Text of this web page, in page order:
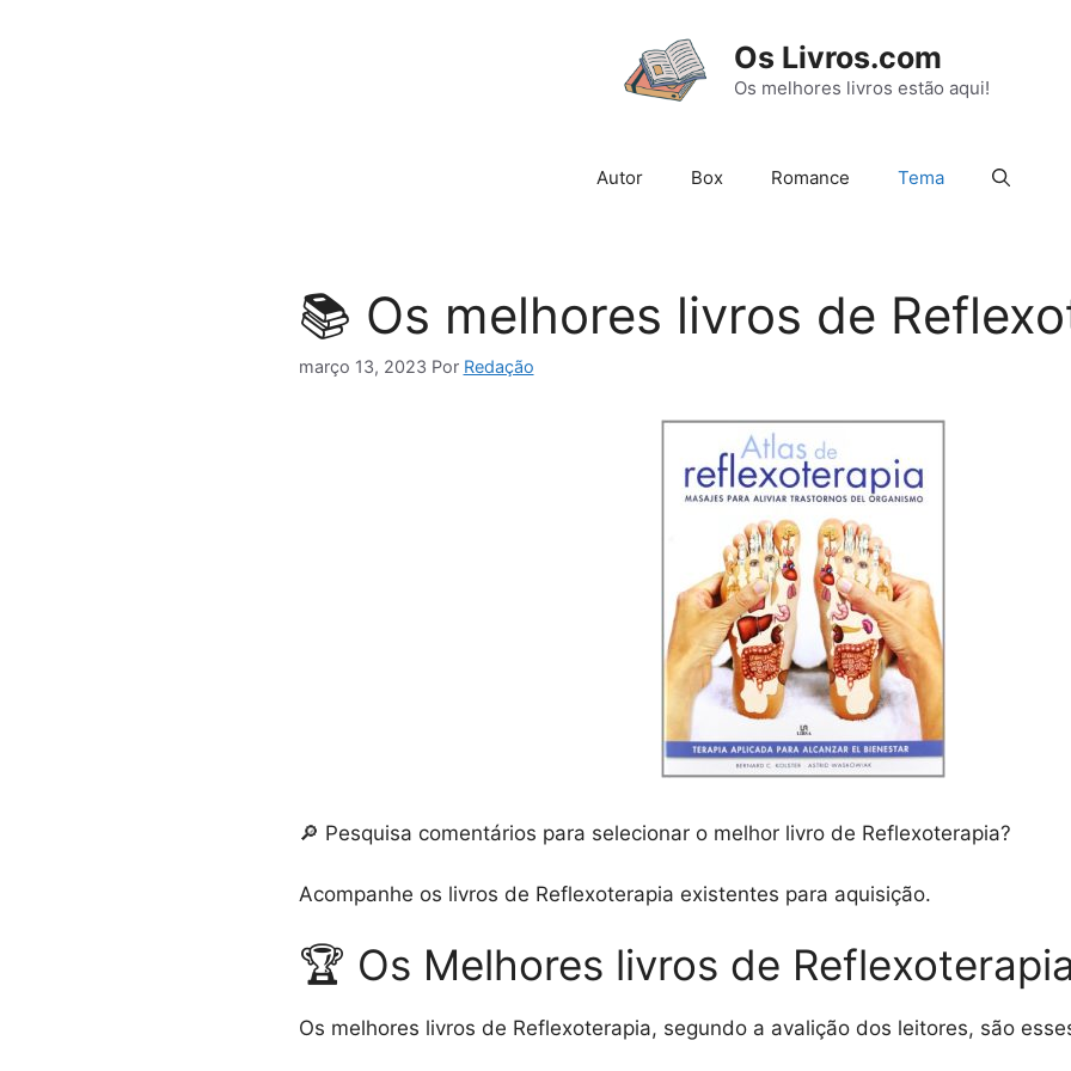
Os Livros.com
Os melhores livros estão aqui!
Autor Box Romance Tema
📚 Os melhores livros de
março 13, 2023 Por Redação
🔎 Pesquisa comentários para selecionar o melhor livro de Reflexoterapia?
Acompanhe os livros de Reflexoterapia existentes para aquisição.
🏆 Os Melhores livros de
Os melhores livros de Reflexoterapia, segundo a avalição dos leitores, são